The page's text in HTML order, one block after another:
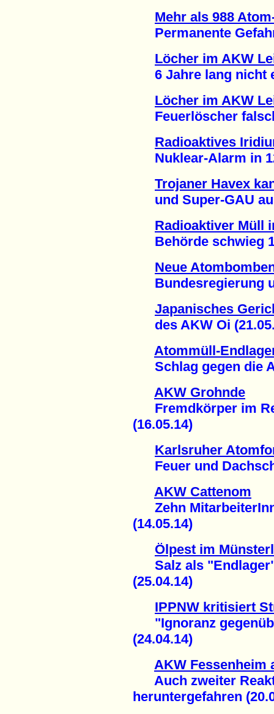
Mehr als 988
Permanente Gefahr
Löcher im AKW
6 Jahre lang nicht
Löcher im AKW
Feuerlöscher
Radioaktives
Nuklear-Alarm in
Trojaner Havex
und Super-GAU
Radioaktiver Müll
Behörde schwieg
Neue
Bundesregierung
Japanisches
des AKW Oi
Atommüll-
Schlag gegen die
AKW Grohnde
Fremdkörper im
(16.05.14)
Karlsruher
Feuer und
AKW Cattenom
Zehn
(14.05.14)
Ölpest im
Salz als
(25.04.14)
IPPNW kritisiert
"Ignoranz
(24.04.14)
AKW Fessenheim
Auch zweiter
heruntergefahren